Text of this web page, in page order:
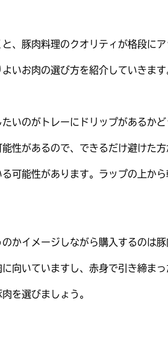
、豚肉料理のクオリティが格段にア
いお肉の選び方を紹介していきます
いのがトレーにドリップがあるかど
性があるので、できるだけ避けた方
可能性があります。 ラップの上か
かイメージしながら購入するのは豚
向いていますし、赤身で引き締ま
を選びましょう。